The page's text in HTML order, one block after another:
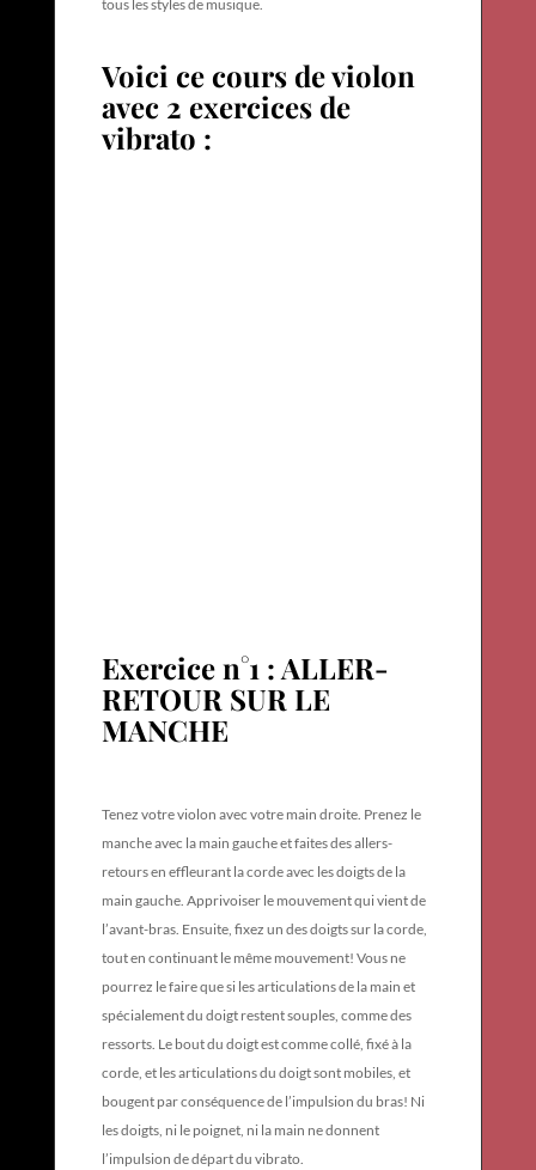
tous les styles de musique.
Voici ce cours de violon
avec 2 exercices de
vibrato :
Exercice n°1 : ALLER-
RETOUR SUR LE
MANCHE
Tenez votre violon avec votre main droite. Prenez le
manche avec la main gauche et faites des allers-
retours en effleurant la corde avec les doigts de la
main gauche. Apprivoiser le mouvement qui vient de
l’avant-bras. Ensuite, fixez un des doigts sur la corde,
tout en continuant le même mouvement! Vous ne
pourrez le faire que si les articulations de la main et
spécialement du doigt restent souples, comme des
ressorts. Le bout du doigt est comme collé, fixé à la
corde, et les articulations du doigt sont mobiles, et
bougent par conséquence de l’impulsion du bras! Ni
les doigts, ni le poignet, ni la main ne donnent
l’impulsion de départ du vibrato.